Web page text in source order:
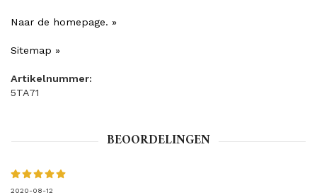
Naar de homepage. »
Sitemap »
Artikelnummer:
5TA71
BEOORDELINGEN
2020-08-12